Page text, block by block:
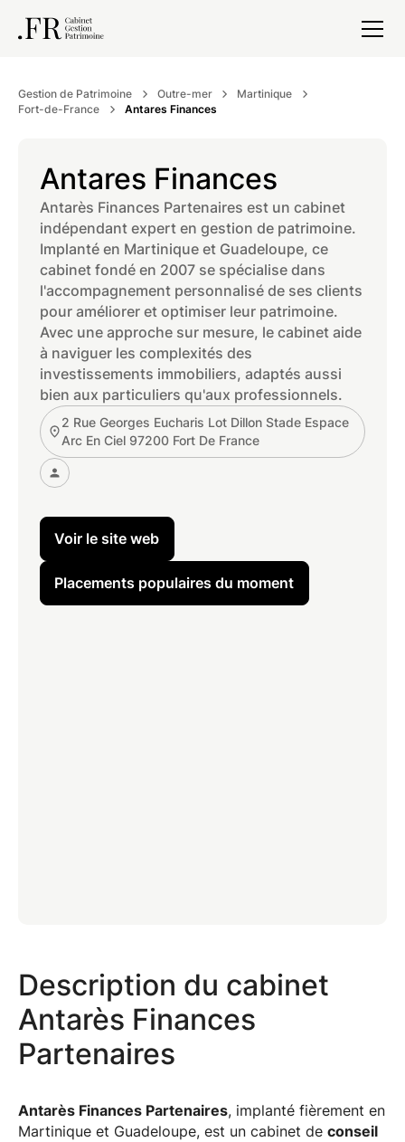
Gestion de Patrimoine Outre-mer
Martinique
Fort-de-France
Antares Finances
Antares Finances
Antarès Finances Partenaires est un cabinet
indépendant expert en gestion de patrimoine.
Implanté en Martinique et Guadeloupe, ce
cabinet fondé en 2007 se spécialise dans
l'accompagnement personnalisé de ses clients
pour améliorer et optimiser leur patrimoine.
Avec une approche sur mesure, le cabinet aide
à naviguer les complexités des
investissements immobiliers, adaptés aussi
bien aux particuliers qu'aux professionnels.
2 Rue Georges Eucharis Lot Dillon Stade Espace
Arc En Ciel 97200 Fort De France
Voir le site web
Placements populaires du moment
Antares
Description du cabinet
Antarès Finances
Partenaires
Antarès Finances Partenaires, implanté fièrement en
Martinique et Guadeloupe, est un cabinet de conseil